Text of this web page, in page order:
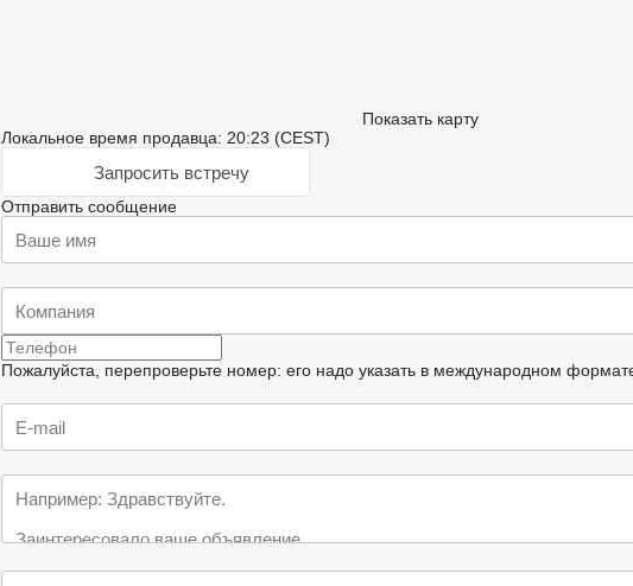
Показать карту
Локальное время продавца: 20:23 (CEST)
Запросить встречу
Отправить сообщение
Пожалуйста, перепроверьте номер: его надо указать в международном